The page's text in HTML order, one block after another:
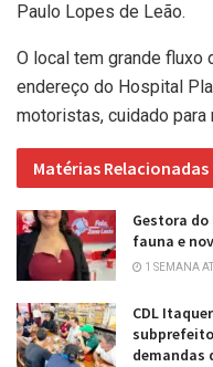
Paulo Lopes de Leão.
O local tem grande fluxo
endereço do Hospital
motoristas, cuidado para
Matérias Relacionadas
Gestora
fauna e
1 SEMANA
CDL
demandas